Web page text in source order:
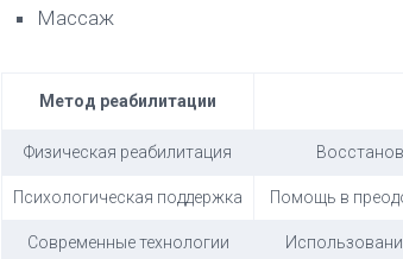
Массаж
Метод реабилитации
Физическая реабилитация
Психологическая поддержка Помощь в
Современные технологии